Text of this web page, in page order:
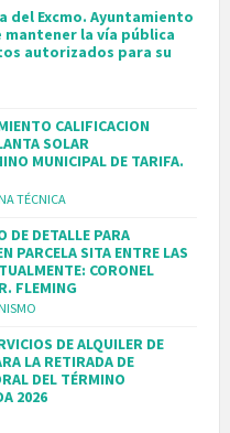
del Excmo. Ayuntamiento
la vía pública
autorizados para su
CALIFICACION
SOLAR
MUNICIPAL DE TARIFA.
TÉCNICA
DE DETALLE PARA
PARCELA SITA ENTRE LAS
CORONEL
FLEMING
DE ALQUILER DE
LA RETIRADA DE
DEL TÉRMINO
2026